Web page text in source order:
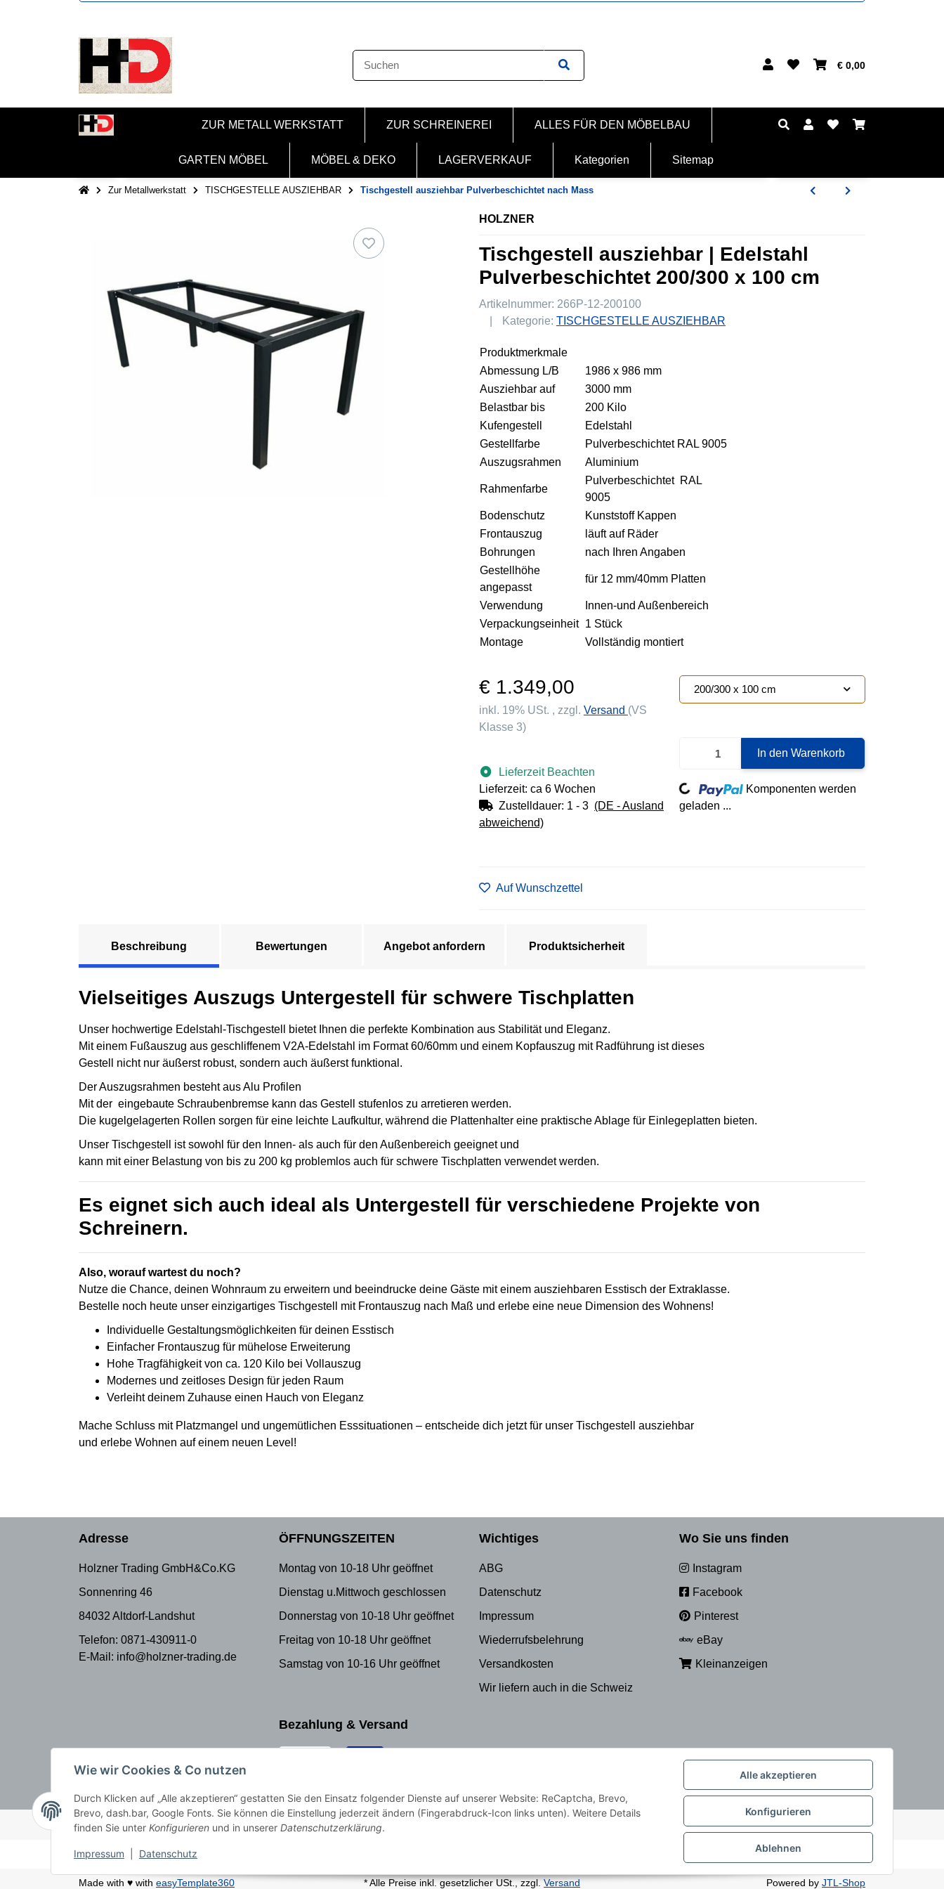
€ 0,00
ZUR METALL WERKSTATT ZUR SCHREINEREI ALLES FÜR DEN MÖBELBAU
GARTEN MÖBEL MÖBEL & DEKO LAGERVERKAUF Kategorien Sitemap
Zur Metallwerkstatt TISCHGESTELLE AUSZIEHBAR Tischgestell ausziehbar Pulverbeschichtet nach Mass
HOLZNER
Tischgestell ausziehbar | Edelstahl
Pulverbeschichtet 200/300 x 100 cm
Artikelnummer: 266P-12-200100
Kategorie: TISCHGESTELLE AUSZIEHBAR
Produktmerkmale
Abmessung L/B
1986 x 986 mm
Ausziehbar auf
3000 mm
Belastbar bis
200 Kilo
Kufengestell
Edelstahl
Gestellfarbe
Pulverbeschichtet RAL 9005
Auszugsrahmen
Aluminium
Rahmenfarbe
Pulverbeschichtet RAL
9005
Bodenschutz
Kunststoff Kappen
Frontauszug
läuft auf Räder
Bohrungen
nach Ihren Angaben
Gestellhöhe
angepasst
für 12 mm/40mm Platten
Verwendung
Innen-und Außenbereich
Verpackungseinheit 1 Stück
Montage
Vollständig montiert
€ 1.349,00
inkl. 19% USt. , zzgl. Versand (VS
Klasse 3)
Lieferzeit Beachten
Lieferzeit: ca 6 Wochen
Zustelldauer: 1 - 3 (DE - Ausland
abweichend)
200/300 x 100 cm
In den Warenkorb
Loading...
Komponenten werden
geladen ...
Auf Wunschzettel
Beschreibung Bewertungen Angebot anfordern Produktsicherheit
Vielseitiges Auszugs Untergestell für schwere Tischplatten
Unser hochwertige Edelstahl-Tischgestell bietet Ihnen die perfekte Kombination aus Stabilität und Eleganz.
Mit einem Fußauszug aus geschliffenem V2A-Edelstahl im Format 60/60mm und einem Kopfauszug mit Radführung ist dieses
Gestell nicht nur äußerst robust, sondern auch äußerst funktional.
Der Auszugsrahmen besteht aus Alu Profilen
Mit der eingebaute Schraubenbremse kann das Gestell stufenlos zu arretieren werden.
Die kugelgelagerten Rollen sorgen für eine leichte Laufkultur, während die Plattenhalter eine praktische Ablage für Einlegeplatten bieten.
Unser Tischgestell ist sowohl für den Innen- als auch für den Außenbereich geeignet und
kann mit einer Belastung von bis zu 200 kg problemlos auch für schwere Tischplatten verwendet werden.
Es eignet sich auch ideal als Untergestell für verschiedene Projekte von
Schreinern.
Also, worauf wartest du noch?
Nutze die Chance, deinen Wohnraum zu erweitern und beeindrucke deine Gäste mit einem ausziehbaren Esstisch der Extraklasse.
Bestelle noch heute unser einzigartiges Tischgestell mit Frontauszug nach Maß und erlebe eine neue Dimension des Wohnens!
Individuelle Gestaltungsmöglichkeiten für deinen Esstisch
Einfacher Frontauszug für mühelose Erweiterung
Hohe Tragfähigkeit von ca. 120 Kilo bei Vollauszug
Modernes und zeitloses Design für jeden Raum
Verleiht deinem Zuhause einen Hauch von Eleganz
Mache Schluss mit Platzmangel und ungemütlichen Esssituationen – entscheide dich jetzt für unser Tischgestell ausziehbar
und erlebe Wohnen auf einem neuen Level!
Adresse
Holzner Trading GmbH&Co.KG
Sonnenring 46
84032 Altdorf-Landshut
Telefon: 0871-430911-0
E-Mail: info@holzner-trading.de
ÖFFNUNGSZEITEN
Montag von 10-18 Uhr geöffnet
Dienstag u.Mittwoch geschlossen
Donnerstag von 10-18 Uhr geöffnet
Freitag von 10-18 Uhr geöffnet
Samstag von 10-16 Uhr geöffnet
Wichtiges
ABG
Datenschutz
Impressum
Wiederrufsbelehrung
Versandkosten
Wir liefern auch in die Schweiz
Wo Sie uns finden
Instagram
Facebook
Pinterest
eBay
Kleinanzeigen
Bezahlung & Versand
© Holzner-Trading GmbH&Co KG Besucherzähler: 3513505
Made with ♥ with easyTemplate360 * Alle Preise inkl. gesetzlicher USt., zzgl.Versand Powered by JTL-Shop
Alle akzeptieren
Konfigurieren
Ablehnen
Wie wir Cookies & Co nutzen
Durch Klicken auf „Alle akzeptieren“ gestatten Sie den Einsatz folgender Dienste auf unserer Website: ReCaptcha, Brevo,
Brevo, dash.bar, Google Fonts. Sie können die Einstellung jederzeit ändern (Fingerabdruck-Icon links unten). Weitere Details
finden Sie unter Konfigurieren und in unserer Datenschutzerklärung.
Impressum Datenschutz